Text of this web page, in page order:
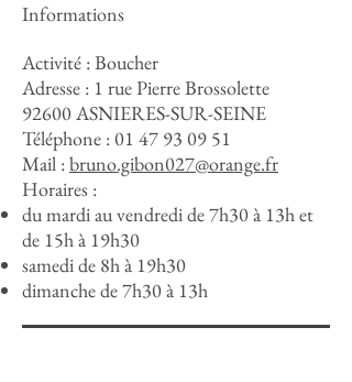
Informations
Activité : Boucher
Adresse : 1 rue Pierre Brossolette
92600 ASNIERES-SUR-SEINE
Téléphone :01 47 93 09 51
Mail :bruno.gibon027@orange.fr
Horaires :
du mardi au vendredi de 7h30 à 13h et
de 15h à 19h30
samedi de 8h à 19h30
dimanche de 7h30 à 13h